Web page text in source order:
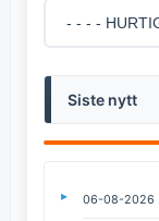
Siste nytt
06-08-2026